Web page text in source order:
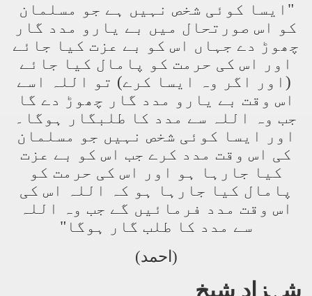
"ایسا کوئی شخص نہیں ہے جو مسلمان
کو اس صورتحال میں بے یارو مدد گار
چھوڑ دے جہاں اس کو بے عزت کیا جائے
اور اس کی حرمت کو پامال کیا جائے
(اور اگر وہ ایسا کرے) تو اللہ اسے
اس وقت بے یارو مدد گار چھوڑ دے گا
جب وہ اللہ سے مدد کا طلبگار ہوگا۔
اور ایسا کوئی شخص نہیں جو مسلمان
کی اس وقت مدد کرے جب اس کو بے عزت
کیا جارہا ہو اور اس کی حرمت کو
پامال کیا جارہا ہو کہ اللہ اس کی
اس وقت مدد فرمائیں گے جب وہ اللہ
سے مدد کا طلب گار ہوگا"
(احمد)
شہزاد شیخ